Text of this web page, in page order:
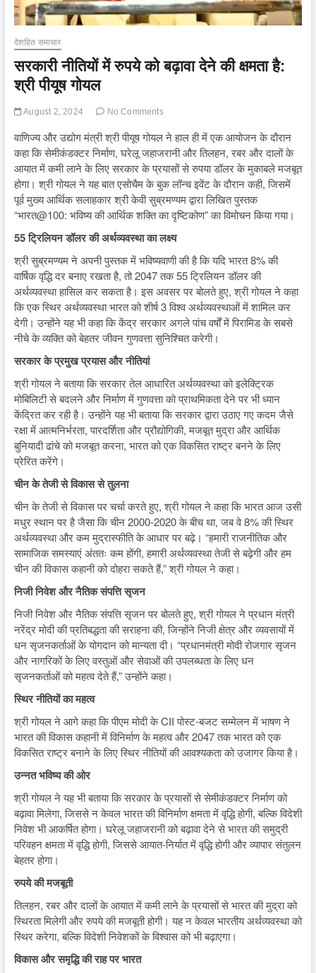
देशहित समाचार
सरकारी नीतियों में रुपये को बढ़ावा देने की क्षमता है:
श्री पीयूष गोयल
August 2, 2024 No Comments
वाणिज्य और उद्योग मंत्री श्री पीयूष गोयल ने हाल ही में एक आयोजन के दौरान
कहा कि सेमीकंडक्टर निर्माण, घरेलू जहाजरानी और तिलहन, रबर और दालों के
आयात में कमी लाने के लिए सरकार के प्रयासों से रुपया डॉलर के मुकाबले मजबूत
होगा। श्री गोयल ने यह बात एसोचैम के बुक लॉन्च इवेंट के दौरान कही, जिसमें
पूर्व मुख्य आर्थिक सलाहकार श्री केवी सुब्रमण्यम द्वारा लिखित पुस्तक
“भारत@100: भविष्य की आर्थिक शक्ति का दृष्टिकोण” का विमोचन किया गया।
55 ट्रिलियन डॉलर की अर्थव्यवस्था का लक्ष्य
श्री सुब्रमण्यम ने अपनी पुस्तक में भविष्यवाणी की है कि यदि भारत 8% की
वार्षिक वृद्धि दर बनाए रखता है, तो 2047 तक 55 ट्रिलियन डॉलर की
अर्थव्यवस्था हासिल कर सकता है। इस अवसर पर बोलते हुए, श्री गोयल ने कहा
कि एक स्थिर अर्थव्यवस्था भारत को शीर्ष 3 विश्व अर्थव्यवस्थाओं में शामिल कर
देगी। उन्होंने यह भी कहा कि केंद्र सरकार अगले पांच वर्षों में पिरामिड के सबसे
नीचे के व्यक्ति को बेहतर जीवन गुणवत्ता सुनिश्चित करेगी।
सरकार के प्रमुख प्रयास और नीतियां
श्री गोयल ने बताया कि सरकार तेल आधारित अर्थव्यवस्था को इलेक्ट्रिक
मोबिलिटी से बदलने और निर्माण में गुणवत्ता को प्राथमिकता देने पर भी ध्यान
केंद्रित कर रही है। उन्होंने यह भी बताया कि सरकार द्वारा उठाए गए कदम जैसे
रक्षा में आत्मनिर्भरता, पारदर्शिता और प्रौद्योगिकी, मजबूत मुद्रा और आर्थिक
बुनियादी ढांचे को मजबूत करना, भारत को एक विकसित राष्ट्र बनने के लिए
प्रेरित करेंगे।
चीन के तेजी से विकास से तुलना
चीन के तेजी से विकास पर चर्चा करते हुए, श्री गोयल ने कहा कि भारत आज उसी
मधुर स्थान पर है जैसा कि चीन 2000-2020 के बीच था, जब वे 8% की स्थिर
अर्थव्यवस्था और कम मुद्रास्फीति के आधार पर बढ़े। “हमारी राजनीतिक और
सामाजिक समस्याएं अंततः कम होंगी, हमारी अर्थव्यवस्था तेजी से बढ़ेगी और हम
चीन की विकास कहानी को दोहरा सकते हैं,” श्री गोयल ने कहा।
निजी निवेश और नैतिक संपत्ति सृजन
निजी निवेश और नैतिक संपत्ति सृजन पर बोलते हुए, श्री गोयल ने प्रधान मंत्री
नरेंद्र मोदी की प्रतिबद्धता की सराहना की, जिन्होंने निजी क्षेत्र और व्यवसायों में
धन सृजनकर्ताओं के योगदान को मान्यता दी। “प्रधानमंत्री मोदी रोजगार सृजन
और नागरिकों के लिए वस्तुओं और सेवाओं की उपलब्धता के लिए धन
सृजनकर्ताओं को महत्व देते हैं,” उन्होंने कहा।
स्थिर नीतियों का महत्व
श्री गोयल ने आगे कहा कि पीएम मोदी के CII पोस्ट-बजट सम्मेलन में भाषण ने
भारत की विकास कहानी में विनिर्माण के महत्व और 2047 तक भारत को एक
विकसित राष्ट्र बनाने के लिए स्थिर नीतियों की आवश्यकता को उजागर किया है।
उन्नत भविष्य की ओर
श्री गोयल ने यह भी बताया कि सरकार के प्रयासों से सेमीकंडक्टर निर्माण को
बढ़ावा मिलेगा, जिससे न केवल भारत की विनिर्माण क्षमता में वृद्धि होगी, बल्कि विदेशी
निवेश भी आकर्षित होगा। घरेलू जहाजरानी को बढ़ावा देने से भारत की समुद्री
परिवहन क्षमता में वृद्धि होगी, जिससे आयात-निर्यात में वृद्धि होगी और व्यापार संतुलन
बेहतर होगा।
रुपये की मजबूती
तिलहन, रबर और दालों के आयात में कमी लाने के प्रयासों से भारत की मुद्रा को
स्थिरता मिलेगी और रुपये की मजबूती होगी। यह न केवल भारतीय अर्थव्यवस्था को
स्थिर करेगा, बल्कि विदेशी निवेशकों के विश्वास को भी बढ़ाएगा।
विकास और समृद्धि की राह पर भारत